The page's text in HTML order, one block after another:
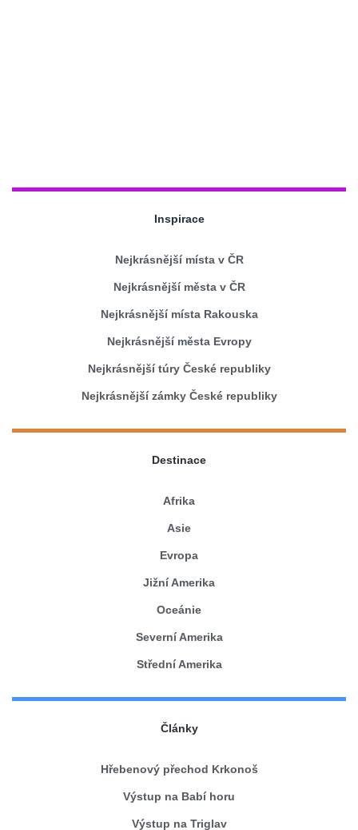
Inspirace
Nejkrásnější místa v ČR
Nejkrásnější města v ČR
Nejkrásnější místa Rakouska
Nejkrásnější města Evropy
Nejkrásnější túry České republiky
Nejkrásnější zámky České republiky
Destinace
Afrika
Asie
Evropa
Jižní Amerika
Oceánie
Severní Amerika
Střední Amerika
Články
Hřebenový přechod Krkonoš
Výstup na Babí horu
Výstup na Triglav